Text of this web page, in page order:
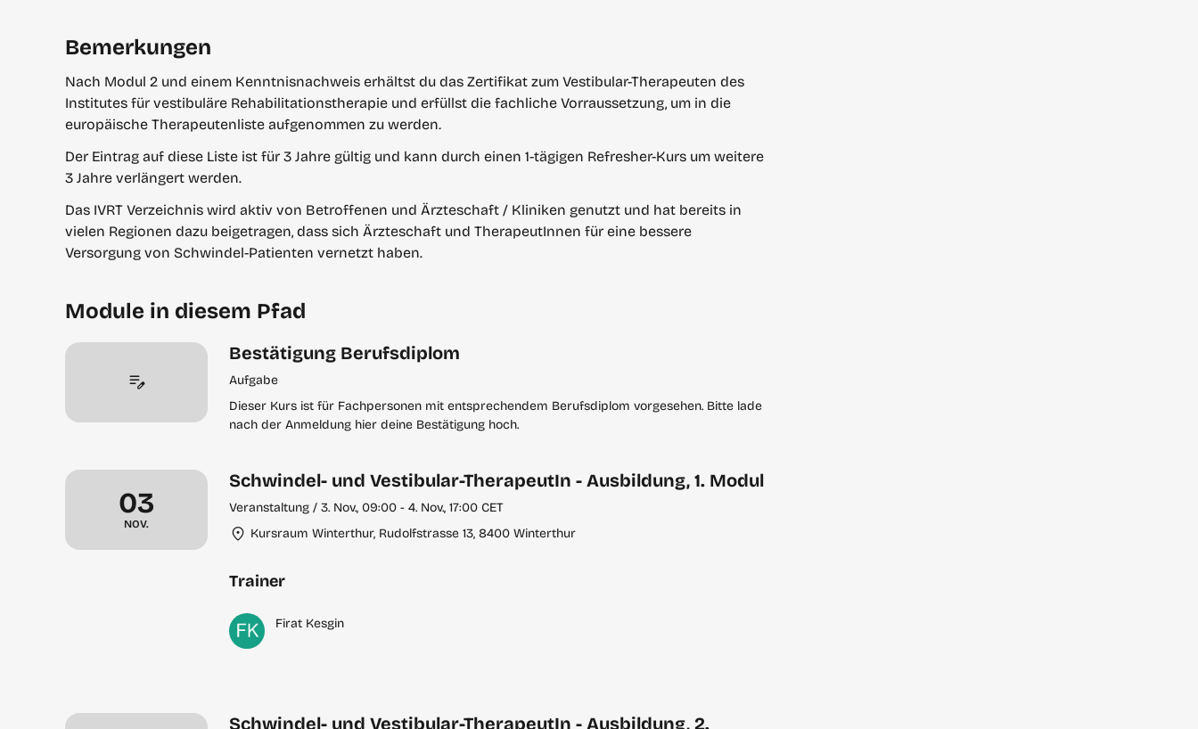
Bemerkungen
Nach Modul 2 und einem Kenntnisnachweis erhältst du das Zertifikat zum Vestibular-Therapeuten des
Institutes für vestibuläre Rehabilitationstherapie und erfüllst die fachliche Vorraussetzung, um in die
europäische Therapeutenliste aufgenommen zu werden.
Der Eintrag auf diese Liste ist für 3 Jahre gültig und kann durch einen 1-tägigen Refresher-Kurs um weitere
3 Jahre verlängert werden.
Das IVRT Verzeichnis wird aktiv von Betroffenen und Ärzteschaft / Kliniken genutzt und hat bereits in
vielen Regionen dazu beigetragen, dass sich Ärzteschaft und TherapeutInnen für eine bessere
Versorgung von Schwindel-Patienten vernetzt haben.
Module in diesem Pfad
Bestätigung Berufsdiplom
Aufgabe
Dieser Kurs ist für Fachpersonen mit entsprechendem Berufsdiplom vorgesehen. Bitte lade
nach der Anmeldung hier deine Bestätigung hoch.
Dienstag, November 3
03
NOV.
Schwindel- und Vestibular-TherapeutIn - Ausbildung, 1. Modul
Veranstaltung / 3. Nov., 09:00 - 4. Nov., 17:00 CET
Kursraum Winterthur, Rudolfstrasse 13, 8400 Winterthur
Trainer
Firat Kesgin
Dienstag, Dezember 8 Schwindel- und Vestibular-TherapeutIn - Ausbildung, 2.